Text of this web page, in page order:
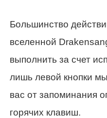
Большинство
вселенной
выполнить за счет
лишь левой кнопки
вас от запоминания
горячих клавиш.